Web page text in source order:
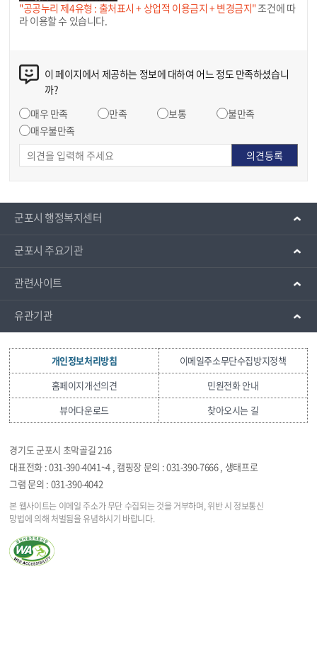
"공공누리 제4유형 : 출처표시 + 상업적 이용금지 + 변경금지"조건에 따
라 이용할 수 있습니다.
이 페이지에서 제공하는 정보에 대하여 어느 정도 만족하셨습니
까?
매우 만족
만족 보통
불만족
매우불만족
군포시 행정복지센터
군포시 주요기관
관련사이트
유관기관
개인정보처리방침
이메일주소무단수집방지정책
홈페이지개선의견
민원전화 안내
뷰어다운로드
찾아오시는 길
경기도 군포시 초막골길 216
대표전화 : 031-390-4041~4 , 캠핑장 문의 : 031-390-7666 , 생태프로
그램 문의 : 031-390-4042
본 웹사이트는 이메일 주소가 무단 수집되는 것을거부하며, 위반 시 정보통신
망법에 의해 처벌됨을유념하시기 바랍니다.